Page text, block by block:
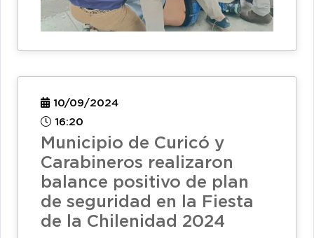
10/09/2024
16:20
Municipio de Curicó y
Carabineros realizaron
balance positivo de plan
de seguridad en la Fiesta
de la Chilenidad 2024